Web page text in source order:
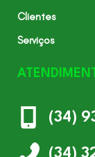
Clientes
Serviços
(34)
(34)